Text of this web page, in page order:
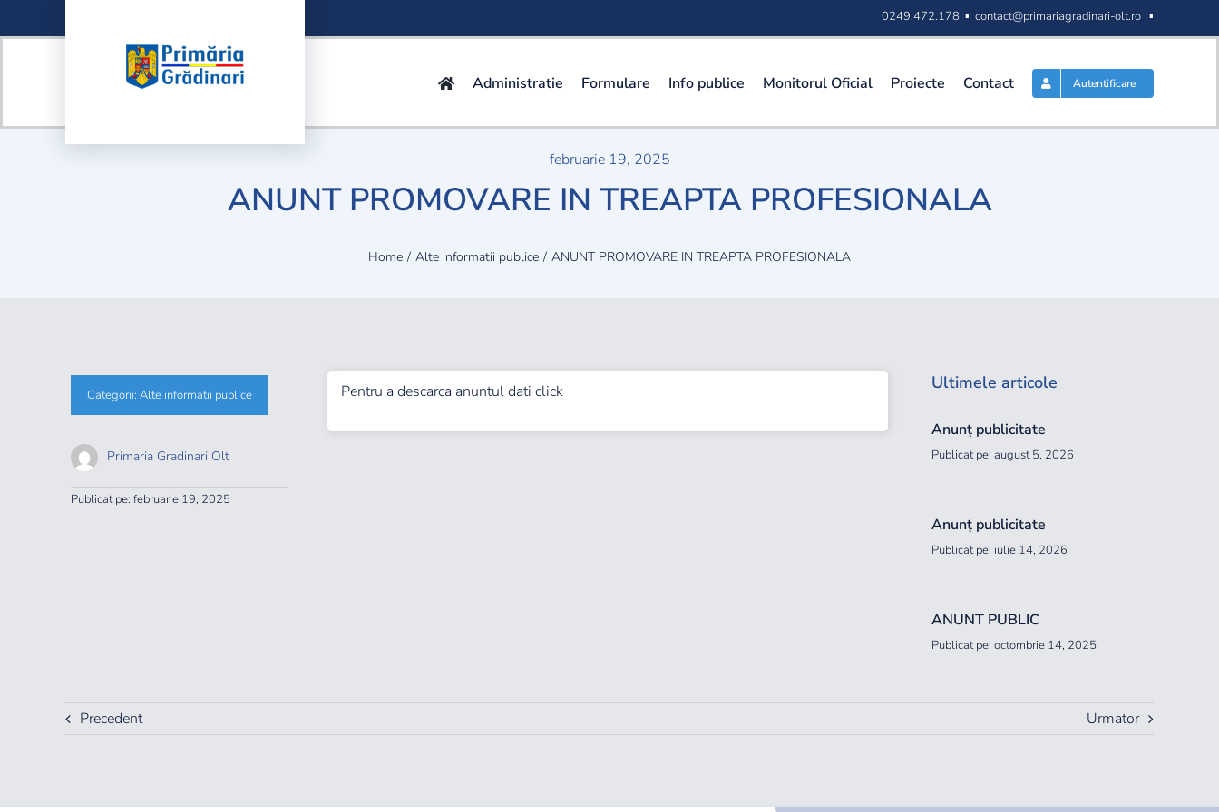
to
0249.472.178 ▪contact@primariagradinari-olt.ro ▪
Administratie Formulare Info publice Monitorul Oficial Proiecte Contact Autentificare
februarie 19, 2025
ANUNT PROMOVARE IN TREAPTA PROFESIONALA
Home Alte informatii publice ANUNT PROMOVARE IN TREAPTA PROFESIONALA
Categorii:Alte informatii publice
Primaria Gradinari Olt
Publicat pe: februarie 19, 2025
Pentru a descarca anuntuldati click Ultimele articole
Anunț publicitate
Publicat pe: august 5, 2026
Anunț publicitate
Publicat pe: iulie 14, 2026
ANUNT PUBLIC
Publicat pe: octombrie 14, 2025
Precedent Urmator